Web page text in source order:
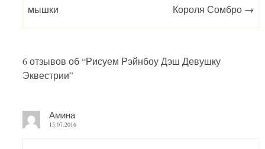
мышки
Короля Сомбро →
6 отзывов об “Рисуем Рэйнбоу Дэш Девушку
Эквестрии”
Амина
15.07.2016